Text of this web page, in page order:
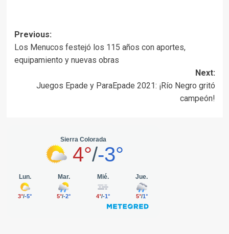
Post
navigation
Previous:
Los Menucos festejó los 115 años con aportes,
equipamiento y nuevas obras
Next:
Juegos Epade y ParaEpade 2021: ¡Río Negro gritó
campeón!